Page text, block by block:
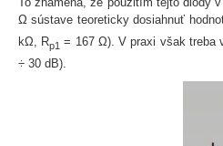
Ω sústave teoreticky dosiahnuť
kΩ, Rp1 = 167 Ω). V praxi však treba
÷ 30 dB).